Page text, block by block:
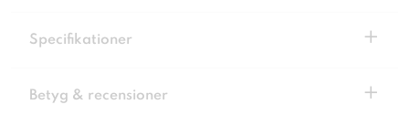
Specifikationer +
Betyg & recensioner +